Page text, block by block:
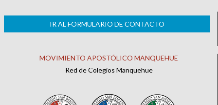
IR AL FORMULARIO DE CONTACTO
MOVIMIENTO APOSTÓLICO MANQUEHUE
Red de Colegios Manquehue